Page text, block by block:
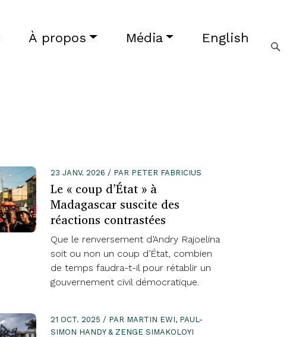
À propos Média English
23 JANV. 2026 / PAR PETER FABRICIUS
Le « coup d’État » à
Madagascar suscite des
réactions contrastées
Que le renversement d’Andry Rajoelina
soit ou non un coup d’État, combien
de temps faudra-t-il pour rétablir un
gouvernement civil démocratique.
21 OCT. 2025 / PAR MARTIN EWI, PAUL-
SIMON HANDY & ZENGE SIMAKOLOYI